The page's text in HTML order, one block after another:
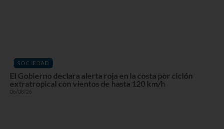
SOCIEDAD
El Gobierno declara alerta roja en la costa por ciclón
extratropical con vientos de hasta 120 km/h
06/08/26